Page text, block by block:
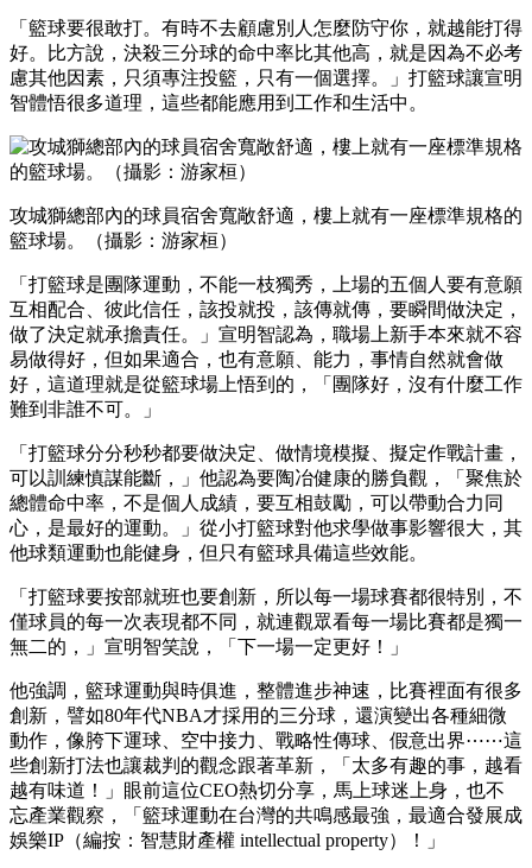
「籃球要很敢打。有時不去顧慮別人怎麼防守你，就越能打得
好。比方說，決殺三分球的命中率比其他高，就是因為不必考
慮其他因素，只須專注投籃，只有一個選擇。」打籃球讓宣明
智體悟很多道理，這些都能應用到工作和生活中。
攻城獅總部內的球員宿舍寬敞舒適，樓上就有一座標準規格的
籃球場。（攝影：游家桓）
「打籃球是團隊運動，不能一枝獨秀，上場的五個人要有意願
互相配合、彼此信任，該投就投，該傳就傳，要瞬間做決定，
做了決定就承擔責任。」宣明智認為，職場上新手本來就不容
易做得好，但如果適合，也有意願、能力，事情自然就會做
好，這道理就是從籃球場上悟到的，「團隊好，沒有什麼工作
難到非誰不可。」
「打籃球分分秒秒都要做決定、做情境模擬、擬定作戰計畫，
可以訓練慎謀能斷，」他認為要陶冶健康的勝負觀，「聚焦於
總體命中率，不是個人成績，要互相鼓勵，可以帶動合力同
心，是最好的運動。」從小打籃球對他求學做事影響很大，其
他球類運動也能健身，但只有籃球具備這些效能。
「打籃球要按部就班也要創新，所以每一場球賽都很特別，不
僅球員的每一次表現都不同，就連觀眾看每一場比賽都是獨一
無二的，」宣明智笑說，「下一場一定更好！」
他強調，籃球運動與時俱進，整體進步神速，比賽裡面有很多
創新，譬如80年代NBA才採用的三分球，還演變出各種細微
動作，像胯下運球、空中接力、戰略性傳球、假意出界⋯⋯這
些創新打法也讓裁判的觀念跟著革新，「太多有趣的事，越看
越有味道！」眼前這位CEO熱切分享，馬上球迷上身，也不
忘產業觀察，「籃球運動在台灣的共鳴感最強，最適合發展成
娛樂IP（編按：智慧財產權 intellectual property）！」